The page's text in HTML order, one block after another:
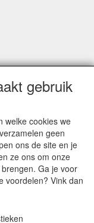
verstuurd
vermeldt
gebruik
welke cookies we
geen
ons de site en je
ze ons om onze
Ga je voor
voordelen? Vink dan